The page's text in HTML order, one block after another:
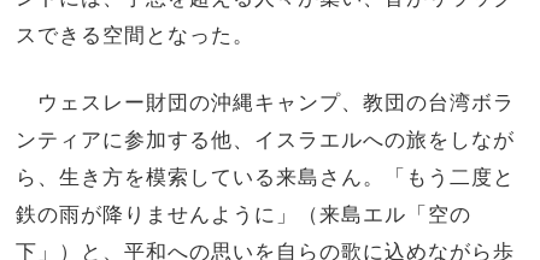
スできる空間となった。
ウェスレー財団の沖縄キャンプ、教団の台湾ボラ
ンティアに参加する他、イスラエルへの旅をしなが
ら、生き方を模索している来島さん。「もう二度と
鉄の雨が降りませんように」（来島エル「空の
下」）と、平和への思いを自らの歌に込めながら歩